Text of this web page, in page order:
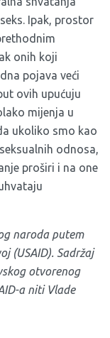
Ipak, prostor
onih koji
pojava veći
ovih upućuju
mijenja u
ukoliko smo kao
odnosa,
proširi i na one
naroda putem
(USAID). Sadržaj
otvorenog
a niti Vlade